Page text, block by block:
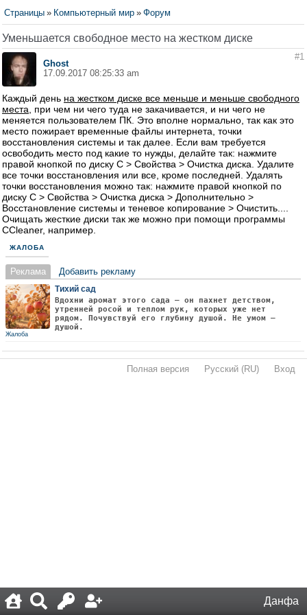
Данфа
Страницы » Компьютерный мир » Форум
Уменьшается свободное место на жестком диске
Ghost
17.09.2017 08:25:33 am
#1
Каждый день на жестком диске все меньше и меньше свободного
места , при чем ни чего туда не закачивается, и ни чего не
меняется пользователем ПК. Это вполне нормально, так как это
место пожирает временные файлы интернета, точки
восстановления системы и так далее. Если вам требуется
освободить место под какие то нужды, делайте так: нажмите
правой кнопкой по диску С > Свойства > Очистка диска. Удалите
все точки восстановления или все, кроме последней. Удалять
точки восстановления можно так: нажмите правой кнопкой по
диску С > Свойства > Очистка диска > Дополнительно >
Восстановление системы и теневое копирование > Очистить....
Очищать жесткие диски так же можно при помощи программы
CCleaner, например.
ЖАЛОБА
Реклама Добавить рекламу
Тихий сад
Вдохни аромат этого сада — он пахнет детством,
утренней росой и теплом рук, которых уже нет
рядом. Почувствуй его глубину душой. Не умом —
душой.
Жалоба
Полная версия Русский (RU) Вход